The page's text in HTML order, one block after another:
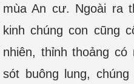
mùa An cư. Ngoài ra
kinh chúng con cũng
nhiên, thỉnh thoảng
sót buông lung,